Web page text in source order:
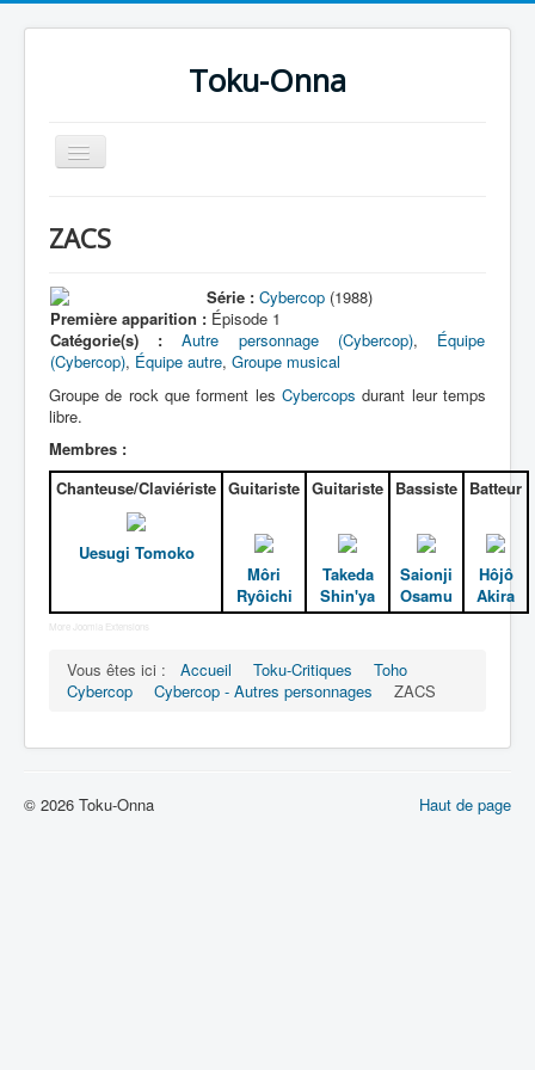
Toku-Onna
Basculer
la
Toku-Actrices
Toku-Critiques
Séries
Films
COSAA
Dessins
Artiste Asperger
Dennô keisatsu Cybercop (電脳 警
察 サイバーコップ) = Police
cerveau électronique Cybercop
Série
Objets
ZACS
Série : Cybercop (1988)
Première apparition : Épisode 1
Catégorie(s) :
Autre personnage (Cybercop), Équipe
(Cybercop), Équipe autre, Groupe musical
Groupe de rock que forment les Cybercops durant leur temps
libre.
Membres :
Chanteuse/Claviériste
Uesugi Tomoko
Guitariste
Môri
Ryôichi
Guitariste
Takeda
Shin'ya
Bassiste
Saionji
Osamu
Batteur
Hôjô
Akira
More Joomla Extensions
Vous êtes ici : Accueil Toku-Critiques
Toho
Cybercop
Cybercop - Autres personnages ZACS
Haut de page
© 2026 Toku-Onna